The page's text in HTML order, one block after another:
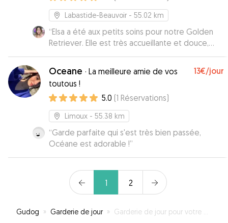
Labastide-Beauvoir - 55.02 km
“Elsa a été aux petits soins pour notre Golden
Retriever. Elle est très accueillante et douce,
c'était très rassurant de lui confier notre chien
d'amour. Je recommande vivement Elsa !! Vous
pouvez lui confier vos toutous les yeux fermés !”
Oceane · La meilleure amie de vos
toutous !
13€/jour
5.0 (1 Réservations)
Limoux - 55.38 km
“Garde parfaite qui s'est très bien passée,
Océane est adorable !”
1 2
Gudog » Garderie de jour » Garderie de jour pour votre chien à Payrin-Augmontel